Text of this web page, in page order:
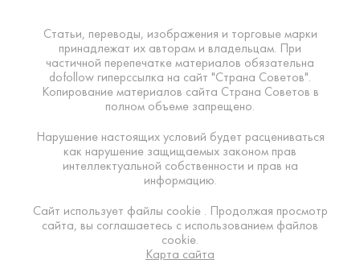
Статьи, переводы, изображения и торговые марки
принадлежат их авторам и владельцам. При
частичной перепечатке материалов обязательна
dofollow гиперссылка на сайт "Страна Советов".
Копирование материалов сайта Страна Советов в
полном объеме запрещено.
Нарушение настоящих условий будет расцениваться
как нарушение защищаемых законом прав
интеллектуальной собственности и прав на
информацию.
Сайт использует файлы cookie . Продолжая просмотр
сайта, вы соглашаетесь с использованием файлов
cookie.
Карта сайта